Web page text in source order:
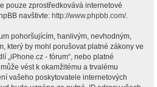
pouze zprostředkovává internetové
navštivte: http://www.phpbb.com/.
pohoršujícím, hanlivým, nevhodným,
který by mohl porušovat platné zákony ve
„iPhone.cz - fórum“, nebo platné
vést k okamžitému a trvalému
vašeho poskytovatele internetových